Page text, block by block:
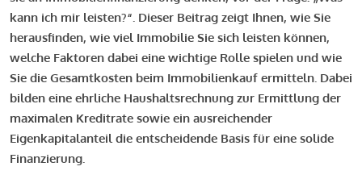
kann ich mir leisten?“. Dieser Beitrag zeigt Ihnen, wie Sie
herausfinden, wie viel Immobilie Sie sich leisten können,
welche Faktoren dabei eine wichtige Rolle spielen und wie
Sie die Gesamtkosten beim Immobilienkauf ermitteln. Dabei
bilden eine ehrliche Haushaltsrechnung zur Ermittlung der
maximalen Kreditrate sowie ein ausreichender
Eigenkapitalanteil die entscheidende Basis für eine solide
Finanzierung.